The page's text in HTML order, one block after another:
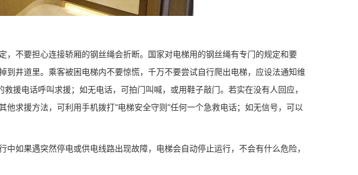
不要担心连接轿厢的钢丝绳会折断。国家对电梯用的钢丝绳有专门的规定和要
到井道里。乘客被困电梯内不要惊慌，千万不要尝试自行爬出电梯，应设法通知维
援电话呼叫求援；如无电话，可拍门叫喊，或用鞋子敲门。若实在没有人回应，
求援方法，可利用手机拨打“电梯安全守则”任何一个急救电话；如无信号，可以
果遇突然停电或供电线路出现故障，电梯会自动停止运行，不会有什么危险，